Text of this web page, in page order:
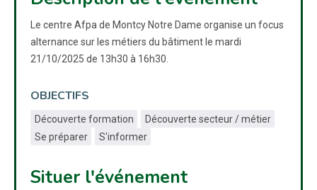
Le centre Afpa de Montcy Notre Dame organise un focus
alternance sur les métiers du bâtiment le mardi
21/10/2025 de 13h30 à 16h30.
OBJECTIFS
Découverte formation
Découverte secteur / métier
Se préparer
S'informer
Situer l'événement